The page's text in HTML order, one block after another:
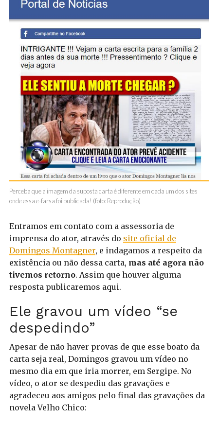
Perceba que a imagem da suposta carta é diferente em cada um dos sites
onde essa e-farsa foi publicada! (foto: Reprodução)
Entramos em contato com a assessoria de
imprensa do ator, através do site oficial de
Domingos Montagner, e indagamos a respeito da
existência ou não dessa carta, mas até agora não
tivemos retorno. Assim que houver alguma
resposta publicaremos aqui.
Ele gravou um vídeo “se
despedindo”
Apesar de não haver provas de que esse boato da
carta seja real, Domingos gravou um vídeo no
mesmo dia em que iria morrer, em Sergipe. No
vídeo, o ator se despediu das gravações e
agradeceu aos amigos pelo final das gravações da
novela Velho Chico: